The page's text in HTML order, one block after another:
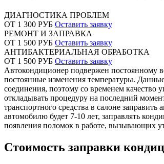
ДИАГНОСТИКА ПРОБЛЕМ
ОТ 1 300 РУБ Оставить заявку
РЕМОНТ И ЗАПРАВКА
ОТ 1 500 РУБ Оставить заявку
АНТИБАКТЕРИАЛЬНАЯ ОБРАБОТКА
ОТ 1 500 РУБ Оставить заявку
Автокондиционер подвержен постоянному
постоянные изменения температуры.
соединения, поэтому со временем качество
откладывать процедуру на последний
транспортного средства в салоне
автомобилю будет 7-10 лет, заправлять
появления поломок в работе, вызывающих
Стоимость заправки